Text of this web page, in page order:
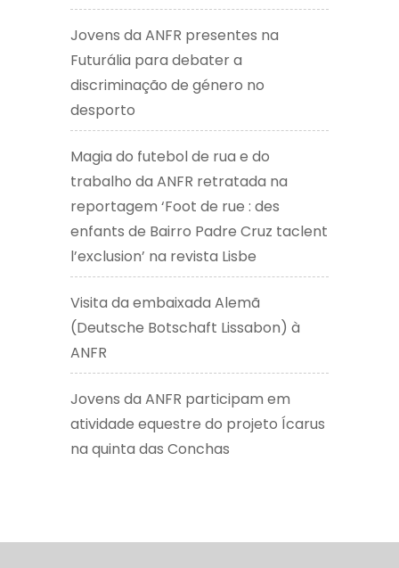
Jovens da ANFR presentes na
Futurália para debater a
discriminação de género no
desporto
Magia do futebol de rua e do
trabalho da ANFR retratada na
reportagem ‘Foot de rue : des
enfants de Bairro Padre Cruz taclent
l’exclusion’ na revista Lisbe
Visita da embaixada Alemã
(Deutsche Botschaft Lissabon) à
ANFR
Jovens da ANFR participam em
atividade equestre do projeto Ícarus
na quinta das Conchas